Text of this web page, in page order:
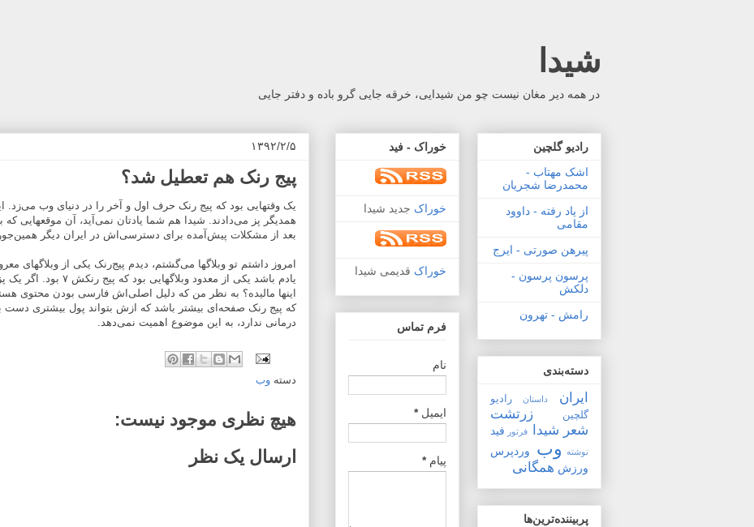
شیدا
در همه دیر مغان نیست چو من شیدایی، خرقه جایی گرو باده و دفتر جایی
۱۳۹۲/۲/۵
پیج رنک هم تعطیل شد؟
یک وقتهایی بود که پیج رنک حرف اول و آخر را در دنیای وب می‌زد.
بعد از مشکلات پیش‌آمده برای دسترسی‌اش در ایران دیگر همین‌جور
امروز داشتم تو وبلاگها می‌گشتم، دیدم پیج‌رنک یکی از وبلاگهای
اینها مالیده؟ به نظر من که دلیل اصلی‌اش فارسی بودن محتوی
که پیج رنک صفحه‌ای بیشتر باشد که ازش بتواند پول بیشتری دست
درمانی ندارد، به این موضوع اهمیت نمی‌دهد.
دسته وب
هیچ نظری موجود نیست:
ارسال یک نظر
رادیو گلچین
اشک مهتاب -
محمدرضا شجریان
از یاد رفته - داوود
مقامی
پیرهن صورتی - ایرج
پرسون پرسون -
دلکش
رامش - تهرون
دسته‌بندی
ایران داستان
رادیو
گلچین
زرتشت
شعر شیدا فرتور فید
نوشته وب
وردپرس
ورزش همگانی
پربیننده‌ترین‌ها
خوراک - فید
خوراک جدید شیدا
خوراک قدیمی شیدا
فرم تماس
نام
ایمیل*
پیام*